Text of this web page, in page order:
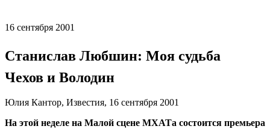
16 сентября 2001
Станислав Любшин: Моя судьба 
Чехов и Володин
Юлия Кантор, Известия, 16 сентября 2001
На этой неделе на Малой сцене МХАТа состоится премьера